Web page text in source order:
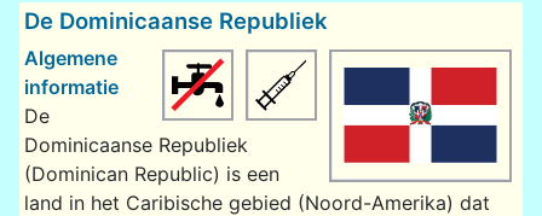
De Dominicaanse Republiek
Algemene
informatie
De
Dominicaanse Republiek
(Dominican Republic) is een
land in het Caribische gebied (Noord-Amerika) dat